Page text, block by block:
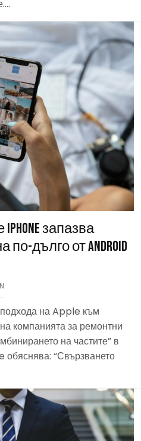
запазва
по-дълго от Android
на Apple към
компанията за ремонтни
на частите” в
обяснява: “Свързването